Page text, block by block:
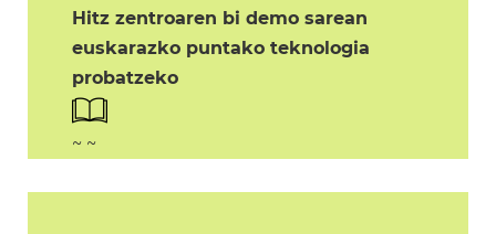
Hitz zentroaren bi demo sarean
euskarazko puntako teknologia
probatzeko
~ ~